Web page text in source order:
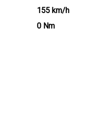
155 km/h
0 Nm